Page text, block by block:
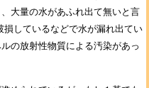
大量の水があふれ出て無いと言
損しているなどで水が漏れ出てい
の放射性物質による汚染があっ